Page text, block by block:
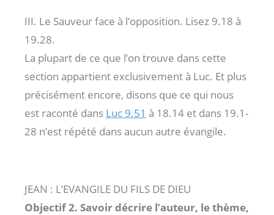
III. Le Sauveur face à l’opposition. Lisez 9.18 à
19.28.
La plupart de ce que l’on trouve dans cette
section appartient exclusivement à Luc. Et plus
précisément encore, disons que ce qui nous
est raconté dans Luc 9.51 à 18.14 et dans 19.1-
28 n’est répété dans aucun autre évangile.
JEAN : L’EVANGILE DU FILS DE DIEU
Objectif 2. Savoir décrire l’auteur, le thème,